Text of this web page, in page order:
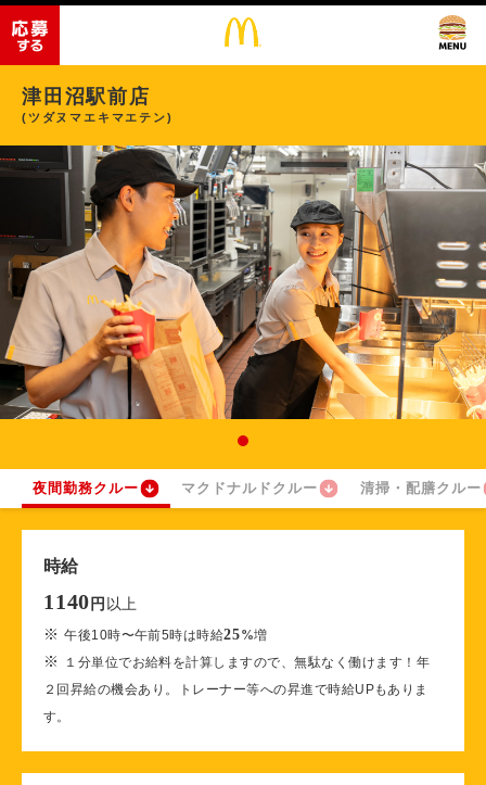
津田沼駅前店
(ツダヌマエキマエテン)
夜間勤務クルー マクドナルドクルー 清掃・配膳クルー
時給
1140 円 以上
※午後10時〜午前5時は時給25%増
※
１分単位でお給料を計算しますので、無駄なく働けます！年
２回昇給の機会あり。トレーナー等への昇進で時給UPもありま
す。